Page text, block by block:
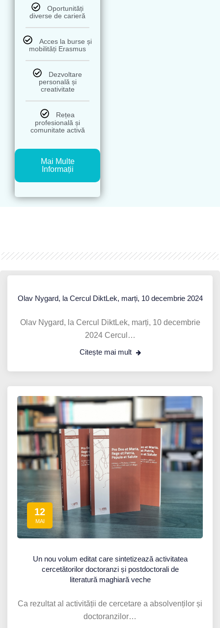
Oportunități
diverse de carieră
Acces la burse și
mobilități Erasmus
Dezvoltare
personală și
creativitate
Rețea
profesională și
comunitate activă
Mai Multe
Informații
Olav Nygard, la Cercul DiktLek, marți, 10 decembrie 2024
Olav Nygard, la Cercul DiktLek, marți, 10 decembrie
2024 Cercul…
Citește mai mult
12
MAI
Un nou volum editat care sintetizează activitatea
cercetătorilor doctoranzi și postdoctorali de
literatură maghiară veche
Ca rezultat al activității de cercetare a absolvenților și
doctoranzilor…